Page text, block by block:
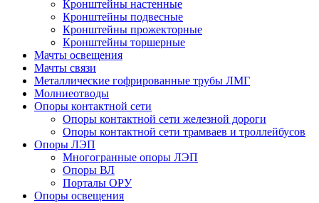
Кронштейны настенные
Кронштейны подвесные
Кронштейны прожекторные
Кронштейны торшерные
Мачты освещения
Мачты связи
Металлические гофрированные трубы ЛМГ
Молниеотводы
Опоры контактной сети
Опоры контактной сети железной дороги
Опоры контактной сети трамваев и троллейбусов
Опоры ЛЭП
Многогранные опоры ЛЭП
Опоры ВЛ
Порталы ОРУ
Опоры освещения